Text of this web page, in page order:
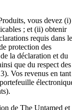
vous devez (i)
; et (ii) obtenir
requis dans le
protection des
la déclaration et du
que du respect des
Vos revenus en tant
de The Untamed et